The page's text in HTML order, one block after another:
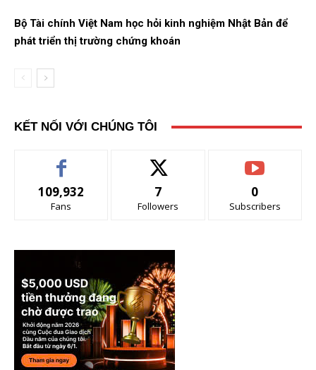
Bộ Tài chính Việt Nam học hỏi kinh nghiệm Nhật Bản để
phát triển thị trường chứng khoán
KẾT NỐI VỚI CHÚNG TÔI
109,932
Fans
7
Followers
0
Subscribers